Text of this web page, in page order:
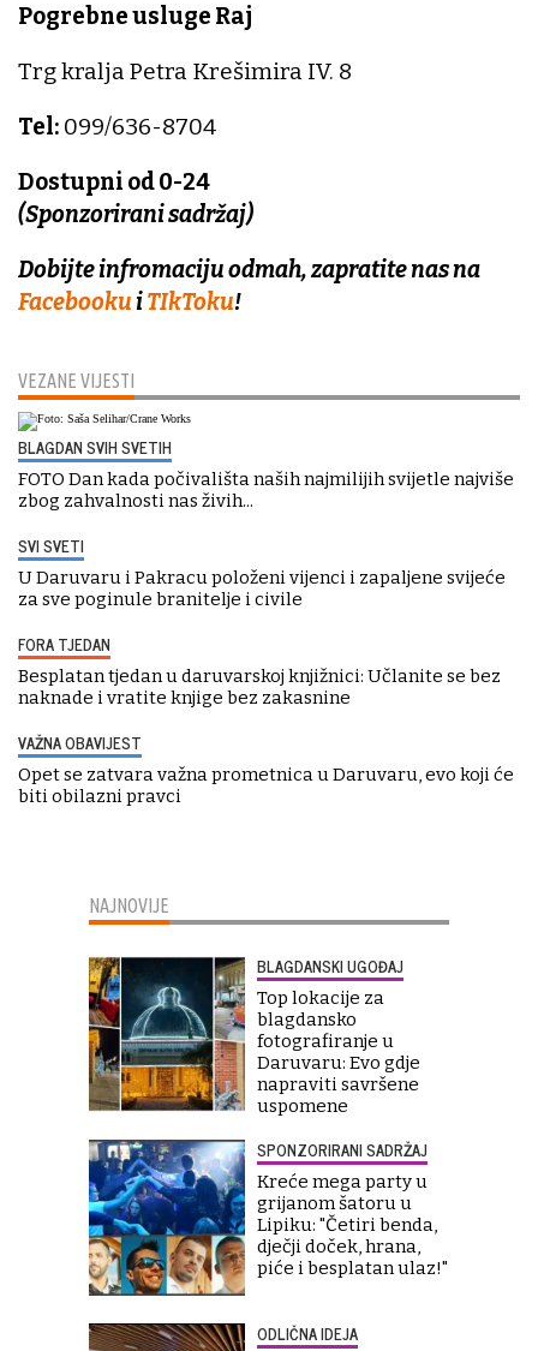
VEZANE VIJESTI
BLAGDAN SVIH SVETIH
FOTO Dan kada počivališta naših najmilijih svijetle najviše
zbog zahvalnosti nas živih...
SVI SVETI
U Daruvaru i Pakracu položeni vijenci i zapaljene svijeće
za sve poginule branitelje i civile
FORA TJEDAN
Besplatan tjedan u daruvarskoj knjižnici: Učlanite se bez
naknade i vratite knjige bez zakasnine
VAŽNA OBAVIJEST
Opet se zatvara važna prometnica u Daruvaru, evo koji će
biti obilazni pravci
Pogrebne usluge Raj
Trg kralja Petra Krešimira IV. 8
Tel: 099/636-8704
Dostupni od 0-24
(Sponzorirani sadržaj)
Dobijte infromaciju odmah, zapratite nas na
FacebookuiTIkToku!
NAJNOVIJE
BLAGDANSKI UGOĐAJ
Top lokacije za
blagdansko
fotografiranje u
Daruvaru: Evo gdje
napraviti savršene
uspomene
SPONZORIRANI SADRŽAJ
Kreće mega party u
grijanom šatoru u
Lipiku: "Četiri benda,
dječji doček, hrana,
piće i besplatan ulaz!"
ODLIČNA IDEJA